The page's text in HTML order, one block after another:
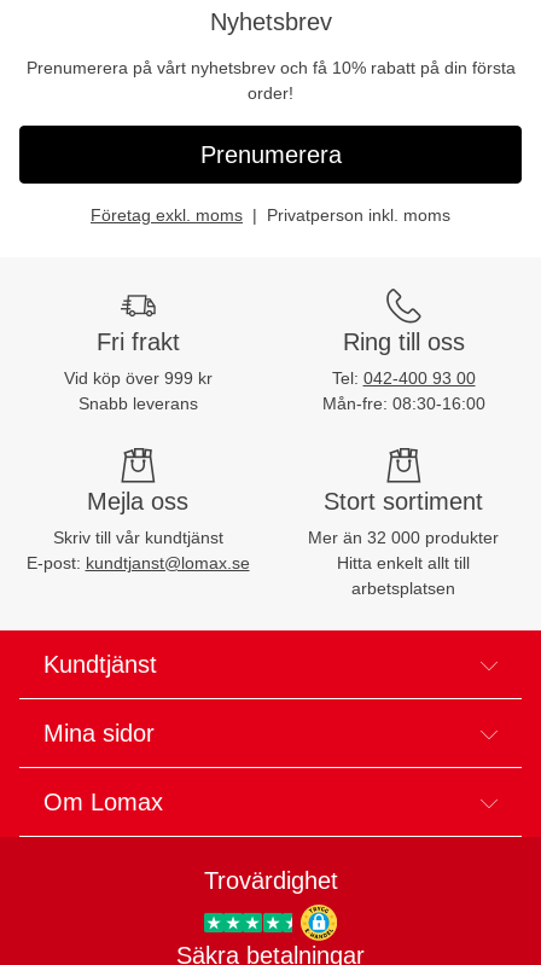
Nyhetsbrev
Prenumerera på vårt nyhetsbrev och få 10% rabatt på din första
order!
Prenumerera
Företag exkl. moms Privatperson inkl. moms
Fri frakt
Vid köp över 999 kr
Snabb leverans
Ring till oss
Tel: 042-400 93 00
Mån-fre: 08:30-16:00
Mejla oss
Skriv till vår kundtjänst
E-post: kundtjanst@lomax.se
Stort sortiment
Mer än 32 000 produkter
Hitta enkelt allt till
arbetsplatsen
Kundtjänst
Mina sidor
Om Lomax
Trovärdighet
Trygg E-handel
Säkra betalningar